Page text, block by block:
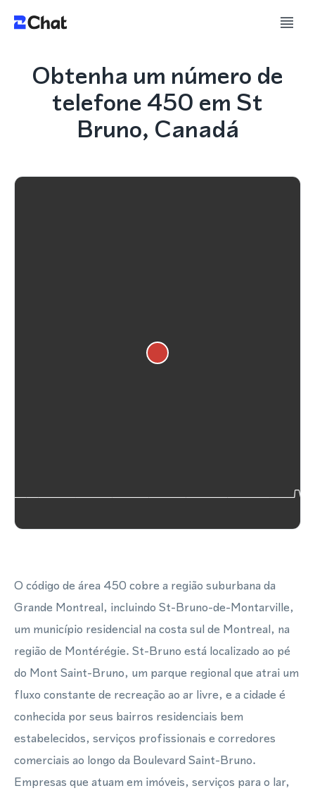
Obtenha um número de
telefone 450 em St
Bruno, Canadá
O código de área 450 cobre a região suburbana da
Grande Montreal, incluindo St-Bruno-de-Montarville,
um município residencial na costa sul de Montreal, na
região de Montérégie. St-Bruno está localizado ao pé
do Mont Saint-Bruno, um parque regional que atrai um
fluxo constante de recreação ao ar livre, e a cidade é
conhecida por seus bairros residenciais bem
estabelecidos, serviços profissionais e corredores
comerciais ao longo da Boulevard Saint-Bruno.
Empresas que atuam em imóveis, serviços para o lar,